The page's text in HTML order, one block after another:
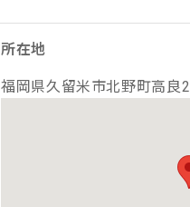
所在地
福岡県久留米市北野町高良